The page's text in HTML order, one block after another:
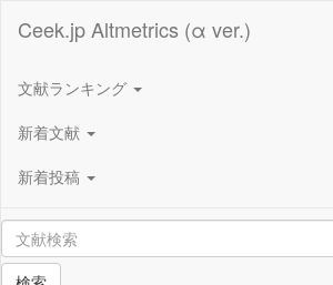
Ceek.jp Altmetrics (α ver.)
文献ランキング
新着文献
新着投稿